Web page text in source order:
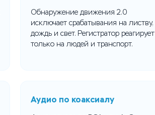
Обнаружение движения 2.0
исключает срабатывания на листву,
дождь и свет. Регистратор реагирует
только на людей и транспорт.
Аудио по коаксиалу